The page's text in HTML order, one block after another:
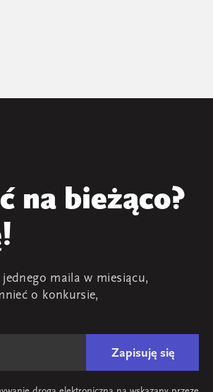
na bieżąco?
maila w miesiącu,
o konkursie,
Zapisuję się